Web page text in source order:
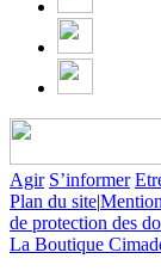
Agir S’informer
Plan du site|
de protection des
La Boutique